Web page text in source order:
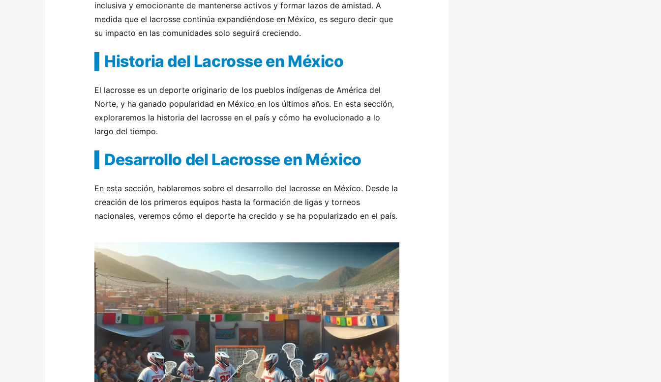
inclusiva y emocionante de mantenerse activos y formar lazos de amistad. A
medida que el lacrosse continúa expandiéndose en México, es seguro decir que
su impacto en las comunidades solo seguirá creciendo.
Historia del Lacrosse en México
El lacrosse es un deporte originario de los pueblos indígenas de América del
Norte, y ha ganado popularidad en México en los últimos años. En esta sección,
exploraremos la historia del lacrosse en el país y cómo ha evolucionado a lo
largo del tiempo.
Desarrollo del Lacrosse en México
En esta sección, hablaremos sobre el desarrollo del lacrosse en México. Desde la
creación de los primeros equipos hasta la formación de ligas y torneos
nacionales, veremos cómo el deporte ha crecido y se ha popularizado en el país.